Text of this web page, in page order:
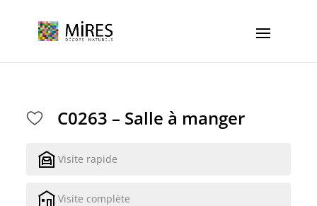
C0263 – Salle à manger
Visite rapide
Visite complète